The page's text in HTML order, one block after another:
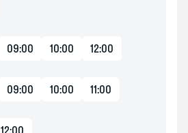
09:00 10:00 12:00
09:00 10:00 11:00
12:00